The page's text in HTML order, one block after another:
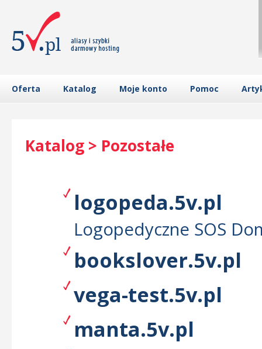
Oferta Katalog Moje konto Pomoc
Katalog > Pozostałe
logopeda.5v.pl
Logopedyczne SOS
bookslover.5v.pl
vega-test.5v.pl
manta.5v.pl